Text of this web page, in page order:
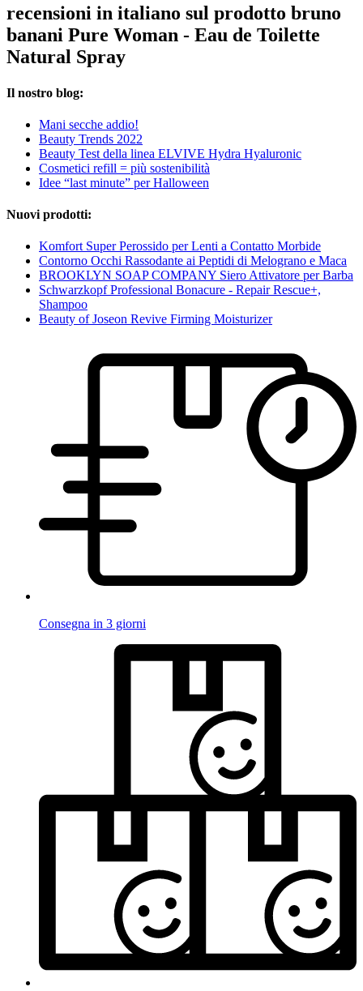
recensioni in italiano sul prodotto bruno
banani Pure Woman - Eau de Toilette
Natural Spray
Il nostro blog:
Mani secche addio!
Beauty Trends 2022
Beauty Test della linea ELVIVE Hydra Hyaluronic
Cosmetici refill = più sostenibilità
Idee “last minute” per Halloween
Nuovi prodotti:
Komfort Super Perossido per Lenti a Contatto Morbide
Contorno Occhi Rassodante ai Peptidi di Melograno e Maca
BROOKLYN SOAP COMPANY Siero Attivatore per Barba
Schwarzkopf Professional Bonacure - Repair Rescue+,
Shampoo
Beauty of Joseon Revive Firming Moisturizer
Consegna in 3 giorni